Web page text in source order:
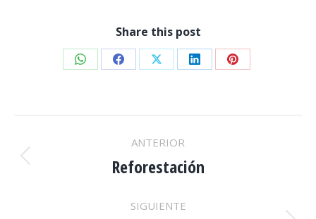
Share this post
Share
WhatsApp
Share
Facebook
Share
X
Share
LinkedIn
Share
Pinterest
NAVEGACIÓN
ENTRE
ANTERIOR
Proyecto
Reforestación
SIGUIENTE